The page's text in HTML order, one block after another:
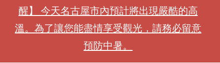
醒】 今天名古屋市內預計將出現嚴酷的高
溫。為了讓您能盡情享受觀光，請務必留意
預防中暑。